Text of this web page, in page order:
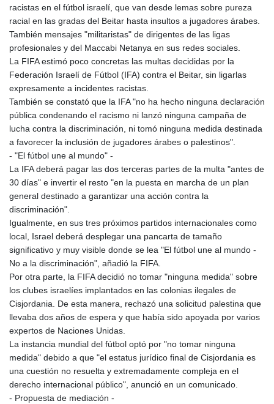
racistas en el fútbol israelí, que van desde lemas sobre pureza
racial en las gradas del Beitar hasta insultos a jugadores árabes.
También mensajes "militaristas" de dirigentes de las ligas
profesionales y del Maccabi Netanya en sus redes sociales.
La FIFA estimó poco concretas las multas decididas por la
Federación Israelí de Fútbol (IFA) contra el Beitar, sin ligarlas
expresamente a incidentes racistas.
También se constató que la IFA "no ha hecho ninguna declaración
pública condenando el racismo ni lanzó ninguna campaña de
lucha contra la discriminación, ni tomó ninguna medida destinada
a favorecer la inclusión de jugadores árabes o palestinos".
- "El fútbol une al mundo" -
La IFA deberá pagar las dos terceras partes de la multa "antes de
30 días" e invertir el resto "en la puesta en marcha de un plan
general destinado a garantizar una acción contra la
discriminación".
Igualmente, en sus tres próximos partidos internacionales como
local, Israel deberá desplegar una pancarta de tamaño
significativo y muy visible donde se lea "El fútbol une al mundo -
No a la discriminación", añadió la FIFA.
Por otra parte, la FIFA decidió no tomar "ninguna medida" sobre
los clubes israelíes implantados en las colonias ilegales de
Cisjordania. De esta manera, rechazó una solicitud palestina que
llevaba dos años de espera y que había sido apoyada por varios
expertos de Naciones Unidas.
La instancia mundial del fútbol optó por "no tomar ninguna
medida" debido a que "el estatus jurídico final de Cisjordania es
una cuestión no resuelta y extremadamente compleja en el
derecho internacional público", anunció en un comunicado.
- Propuesta de mediación -